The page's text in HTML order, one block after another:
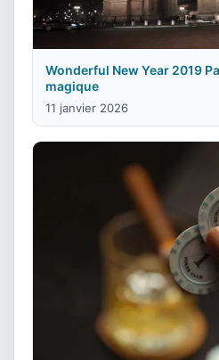
Wonderful New Year 2019
magique
11 janvier 2026